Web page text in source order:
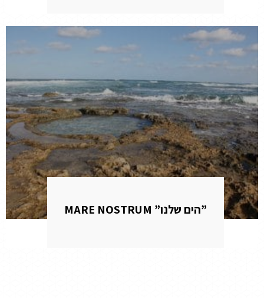
”הים שלנו” MARE NOSTRUM